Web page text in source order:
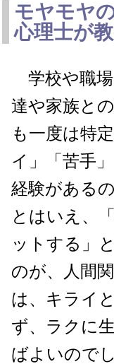
モヤモヤ
心理士が
学校や職場
達や家族と
も一度は特
イ」「苦手
経験がある
とはいえ、
ットする」
のが、人間
は、キライ
ず、ラクに
ばよいので